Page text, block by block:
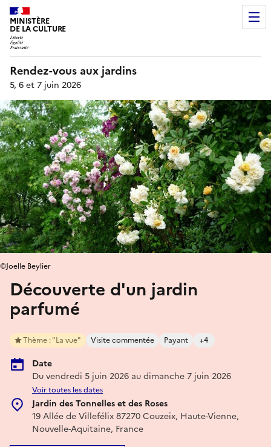
MINISTÈRE
DE LA CULTURE
Rendez-vous aux jardins
5, 6 et 7 juin 2026
Découverte d'un jardin
parfumé
Thème : "La vue" Visite commentée Payant +4
Date
Du vendredi 5 juin 2026 au dimanche 7 juin 2026
Voir toutes les dates
Jardin des Tonnelles et des Roses
19 Allée de Villefélix 87270 Couzeix, Haute-Vienne,
Nouvelle-Aquitaine, France
©Joelle Beylier